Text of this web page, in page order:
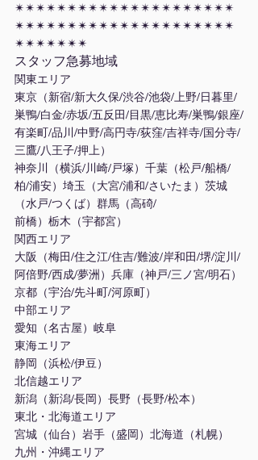
✴︎✴︎✴︎✴︎✴︎✴︎✴︎✴︎✴︎✴︎✴︎✴︎✴︎✴︎✴︎✴︎✴︎✴︎✴︎✴︎✴︎
✴︎✴︎✴︎✴︎✴︎✴︎✴︎✴︎✴︎✴︎✴︎✴︎✴︎✴︎✴︎✴︎✴︎✴︎✴︎✴︎✴︎
✴︎✴︎✴︎✴︎✴︎✴︎✴︎
スタッフ急募地域
関東エリア
東京（新宿/新大久保/渋谷/池袋/上野/日暮里/
巣鴨/白金/赤坂/五反田/目黒/恵比寿/巣鴨/銀座/
有楽町/品川/中野/高円寺/荻窪/吉祥寺/国分寺/
三鷹/八王子/押上）
神奈川（横浜/川崎/戸塚）千葉（松戸/船橋/
柏/浦安）埼玉（大宮/浦和/さいたま）茨城
（水戸/つくば）群馬（高碕/
前橋）栃木（宇都宮）
関西エリア
大阪（梅田/住之江/住吉/難波/岸和田/堺/淀川/
阿倍野/西成/夢洲）兵庫（神戸/三ノ宮/明石）
京都（宇治/先斗町/河原町）
中部エリア
愛知（名古屋）岐阜
東海エリア
静岡（浜松/伊豆）
北信越エリア
新潟（新潟/長岡）長野（長野/松本）
東北・北海道エリア
宮城（仙台）岩手（盛岡）北海道（札幌）
九州・沖縄エリア